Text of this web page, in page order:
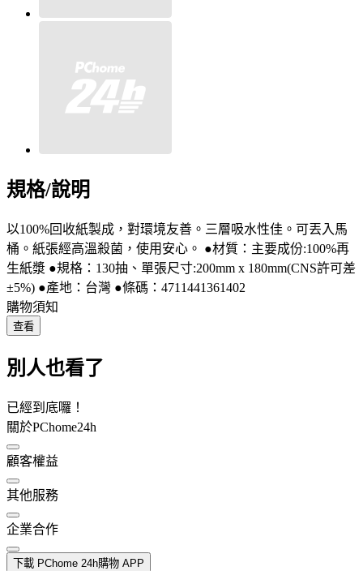
規格/說明
以100%回收紙製成，對環境友善。三層吸水性佳。可丟入馬
桶。紙張經高溫殺菌，使用安心。 ●材質：主要成份:100%再
生紙漿 ●規格：130抽、單張尺寸:200mm x 180mm(CNS許可差
±5%) ●產地：台灣 ●條碼：4711441361402
購物須知
查看
別人也看了
已經到底囉！
關於PChome24h
顧客權益
其他服務
企業合作
下載 PChome 24h購物 APP